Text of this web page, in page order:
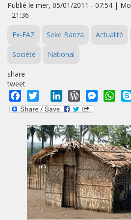
Publié le mer, 05/01/2011 - 07:54 |
- 21:36
Ex-FAZ Seke Banza Actualité
Société National
share
tweet
Facebook
Twitter LinkedInWordPress